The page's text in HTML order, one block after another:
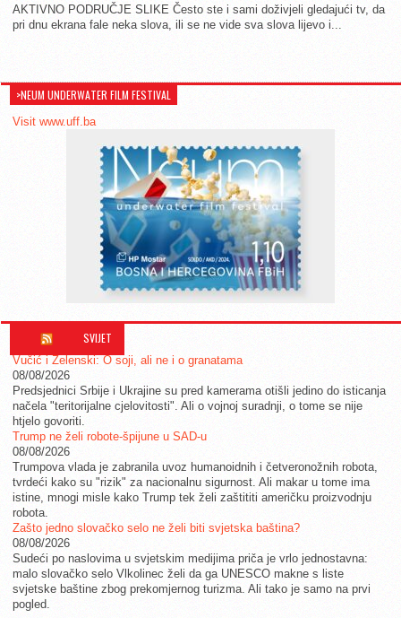
AKTIVNO PODRUČJE SLIKE Često ste i sami doživjeli gledajući tv, da
pri dnu ekrana fale neka slova, ili se ne vide sva slova lijevo i...
>NEUM UNDERWATER FILM FESTIVAL
Visit www.uff.ba
SVIJET
Vučić i Zelenski: O soji, ali ne i o granatama
08/08/2026
Predsjednici Srbije i Ukrajine su pred kamerama otišli jedino do isticanja
načela "teritorijalne cjelovitosti". Ali o vojnoj suradnji, o tome se nije
htjelo govoriti.
Trump ne želi robote-špijune u SAD-u
08/08/2026
Trumpova vlada je zabranila uvoz humanoidnih i četveronožnih robota,
tvrdeći kako su "rizik" za nacionalnu sigurnost. Ali makar u tome ima
istine, mnogi misle kako Trump tek želi zaštititi američku proizvodnju
robota.
Zašto jedno slovačko selo ne želi biti svjetska baština?
08/08/2026
Sudeći po naslovima u svjetskim medijima priča je vrlo jednostavna:
malo slovačko selo Vlkolinec želi da ga UNESCO makne s liste
svjetske baštine zbog prekomjernog turizma. Ali tako je samo na prvi
pogled.